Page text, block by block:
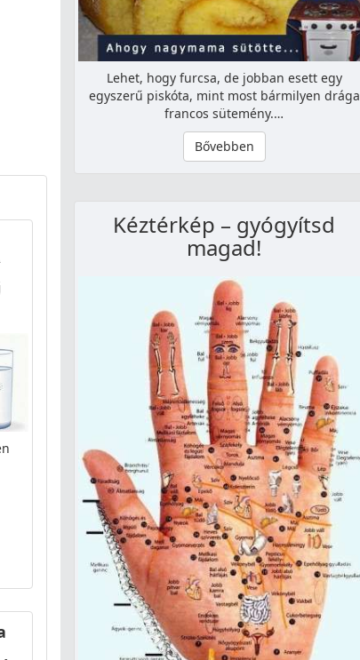
Lehet, hogy furcsa, de jobban esett egy
egyszerű piskóta, mint most bármilyen drága
francos sütemény.…
Bővebben
Kéztérkép – gyógyítsd
magad!